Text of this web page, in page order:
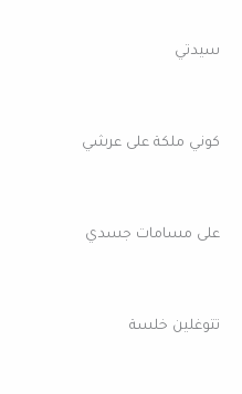
سيدتي
كوني ملكة على عرشي
على مسامات جسدي
تتوغلين خلسة